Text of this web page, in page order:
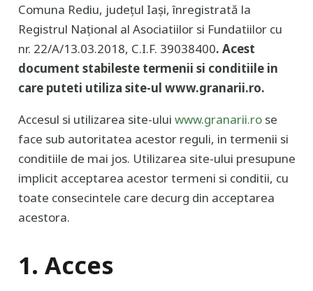
Comuna Rediu, județul Iași, înregistrată la
Registrul Național al Asociatiilor si Fundatiilor cu
nr. 22/A/13.03.2018, C.I.F. 39038400. Acest
document stabileste termenii si conditiile in
care puteti utiliza site-ul www.granarii.ro.
Accesul si utilizarea site-ului www.granarii.rose
face sub autoritatea acestor reguli, in termenii si
conditiile de mai jos. Utilizarea site-ului presupune
implicit acceptarea acestor termeni si conditii, cu
toate consecintele care decurg din acceptarea
acestora.
1. Acces